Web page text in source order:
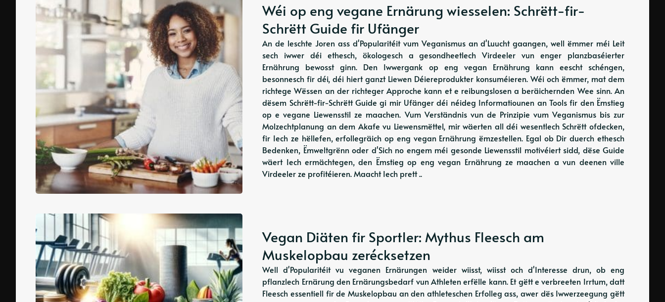
Wéi op eng vegane Ernärung wiesselen: Schrëtt-fir-
Schrëtt Guide fir Ufänger
An de leschte Joren ass d'Popularitéit vum Veganismus an d'Luucht gaangen, well ëmmer méi Leit
sech iwwer déi ethesch, ökologesch a gesondheetlech Virdeeler vun enger planzbaséierter
Ernährung bewosst ginn. Den Iwwergank op eng vegan Ernährung kann eescht schéngen,
besonnesch fir déi, déi hiert ganzt Liewen Déiereprodukter konsuméieren. Wéi och ëmmer, mat dem
richtege Wëssen an der richteger Approche kann et e reibungslosen a beräichernden Wee sinn. An
dësem Schrëtt-fir-Schrëtt Guide gi mir Ufänger déi néideg Informatiounen an Tools fir den Ëmstieg
op e vegane Liewensstil ze maachen. Vum Verständnis vun de Prinzipie vum Veganismus bis zur
Molzechtplanung an dem Akafe vu Liewensmëttel, mir wäerten all déi wesentlech Schrëtt ofdecken,
fir Iech ze hëllefen, erfollegräich op eng vegan Ernährung ëmzestellen. Egal ob Dir duerch ethesch
Bedenken, Ëmweltgrënn oder d'Sich no engem méi gesonde Liewensstil motivéiert sidd, dëse Guide
wäert Iech ermächtegen, den Ëmstieg op eng vegan Ernährung ze maachen a vun deenen ville
Virdeeler ze profitéieren. Maacht Iech prett ..
Vegan Diäten fir Sportler: Mythus Fleesch am
Muskelopbau zerécksetzen
Well d'Popularitéit vu veganen Ernärungen weider wiisst, wiisst och d'Interesse drun, ob eng
pflanzlech Ernärung den Ernärungsbedarf vun Athleten erfëlle kann. Et gëtt e verbreeten Irrtum, datt
Fleesch essentiell fir de Muskelopbau an den athleteschen Erfolleg ass, awer dës Iwwerzeegung gëtt